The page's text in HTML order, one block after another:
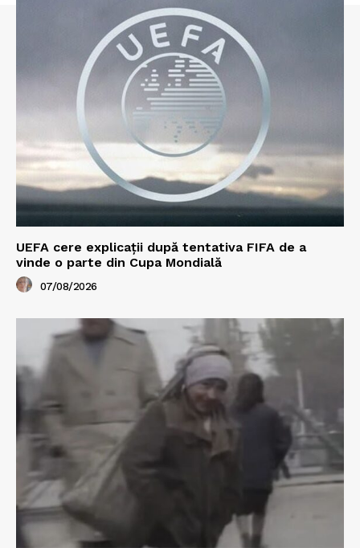
UEFA cere explicații după tentativa FIFA de a
vinde o parte din Cupa Mondială
07/08/2026